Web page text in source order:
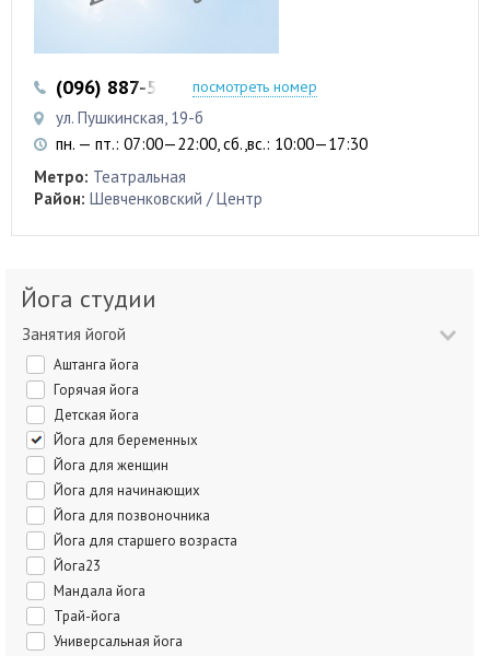
(096) 887-50-88посмотреть номер
ул. Пушкинская, 19-б
пн. — пт.: 07:00—22:00, сб.,вс.: 10:00—17:30
Метро: Театральная
Район: Шевченковский / Центр
Йога студии
Занятия йогой
Аштанга йога
Горячая йога
Детская йога
Йога для беременных
Йога для женщин
Йога для начинающих
Йога для позвоночника
Йога для старшего возраста
Йога23
Мандала йога
Трай-йога
Универсальная йога